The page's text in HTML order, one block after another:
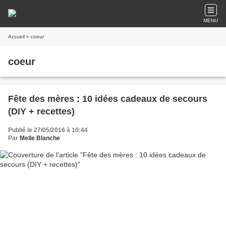
MENU
Accueil » coeur
coeur
Fête des mères : 10 idées cadeaux de secours
(DIY + recettes)
Publié le 27/05/2016 à 10:44
Par Melle Blanche